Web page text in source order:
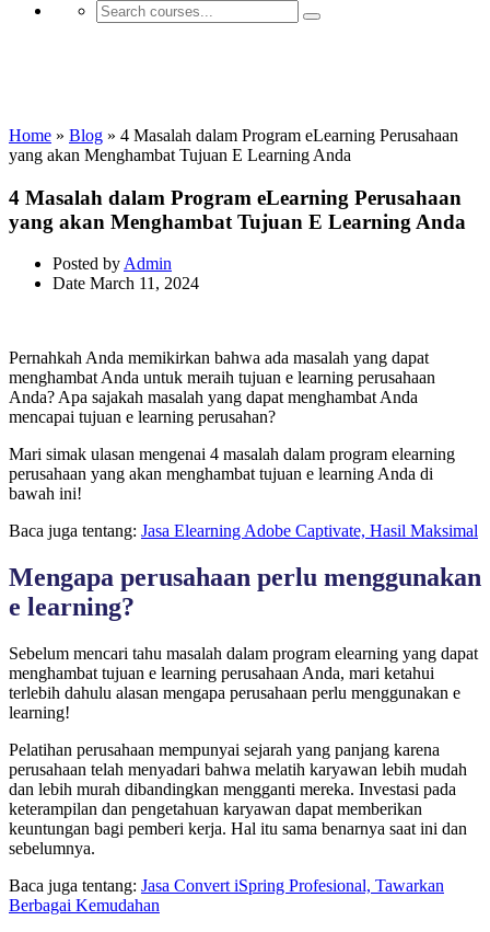
Home » Blog » 4 Masalah dalam Program eLearning Perusahaan
yang akan Menghambat Tujuan E Learning Anda
4 Masalah dalam Program eLearning Perusahaan
yang akan Menghambat Tujuan E Learning Anda
Posted by Admin
Date March 11, 2024
Pernahkah Anda memikirkan bahwa ada masalah yang dapat
menghambat Anda untuk meraih tujuan e learning perusahaan
Anda? Apa sajakah masalah yang dapat menghambat Anda
mencapai tujuan e learning perusahan?
Mari simak ulasan mengenai 4 masalah dalam program elearning
perusahaan yang akan menghambat tujuan e learning Anda di
bawah ini!
Baca juga tentang: Jasa Elearning Adobe Captivate, Hasil Maksimal
Mengapa perusahaan perlu menggunakan
e learning?
Sebelum mencari tahu masalah dalam program elearning yang dapat
menghambat tujuan e learning perusahaan Anda, mari ketahui
terlebih dahulu alasan mengapa perusahaan perlu menggunakan e
learning!
Pelatihan perusahaan mempunyai sejarah yang panjang karena
perusahaan telah menyadari bahwa melatih karyawan lebih mudah
dan lebih murah dibandingkan mengganti mereka. Investasi pada
keterampilan dan pengetahuan karyawan dapat memberikan
keuntungan bagi pemberi kerja. Hal itu sama benarnya saat ini dan
sebelumnya.
Baca juga tentang: Jasa Convert iSpring Profesional, Tawarkan
Berbagai Kemudahan